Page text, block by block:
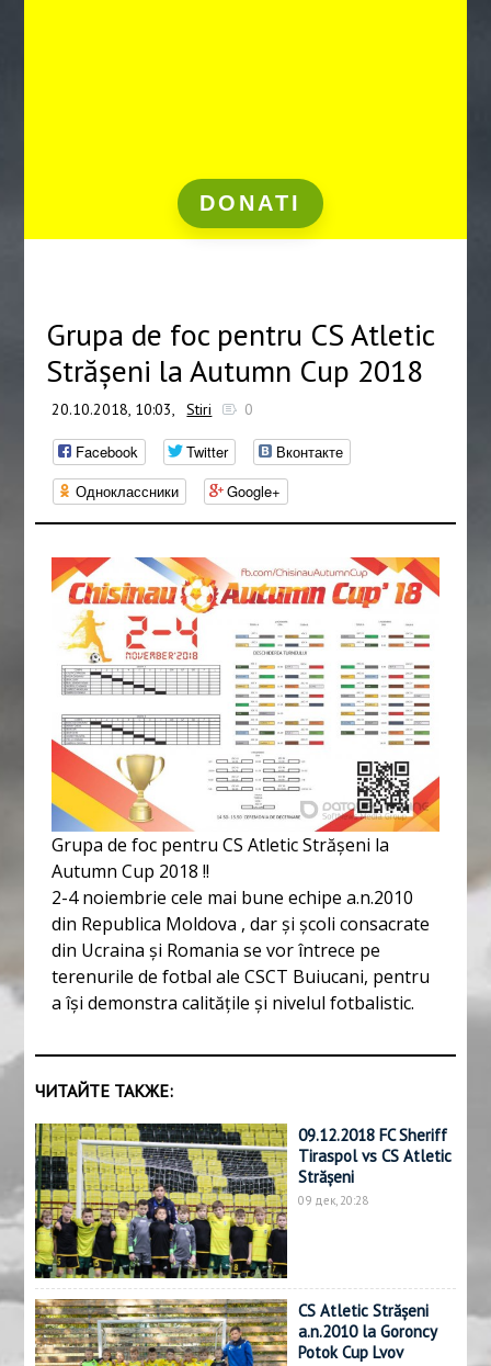
DONATI
Grupa de foc pentru CS Atletic
Strășeni la Autumn Cup 2018
20.10.2018, 10:03, Stiri 0
Facebook Twitter
Вконтакте
Одноклассники
Google+
Grupa de foc pentru CS Atletic Strășeni la
Autumn Cup 2018 !!
2-4 noiembrie cele mai bune echipe a.n.2010
din Republica Moldova , dar și școli consacrate
din Ucraina și Romania se vor întrece pe
terenurile de fotbal ale CSCT Buiucani, pentru
a își demonstra calitățile și nivelul fotbalistic.
ЧИТАЙТЕ ТАКЖЕ:
09.12.2018 FC Sheriff
Tiraspol vs CS Atletic
Strășeni
09 дек, 20:28
CS Atletic Strășeni
a.n.2010 la Goroncy
Potok Cup Lvov